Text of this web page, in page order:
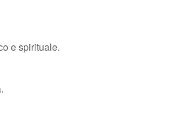
e spirituale.